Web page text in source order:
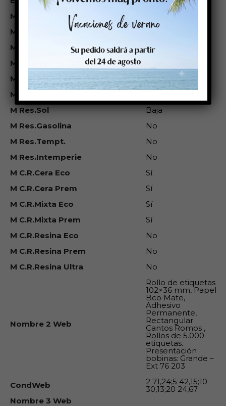
M Térm Directo
M Trans.Termica
Sí
M Inkjet
No
M Láser
M Res.Agua
No
M Res.Ag.Salada
M Res.Sol
Baja
M Res.Gasolina
No
M Res.Tempt.
No
M Res.Intemperie
No
M C.R.Cera Eco
Sí
M C.R.Cera Prem
Sí
M C.R.Mixta Eco
Sí
M C.R.Mixta Prem
Sí
M C.R.Resina Eco
No
M C.R.Resina Prem
No
M C.R.Resina Ultra
No
Nombre 2 Web
Rollo de etiquetas
102×36 mm, Papel
Bco Mate,
Adhesivo
Permanente,
Rectangular
Cantos Romos ,
Rollos de 5.000
etiquetas.
Presentación
bobinas: Grande –
Ext 76 203
CondWeb
2 71,24;5 42,15;10
30,13;20 24,67
Nombre 3 Web